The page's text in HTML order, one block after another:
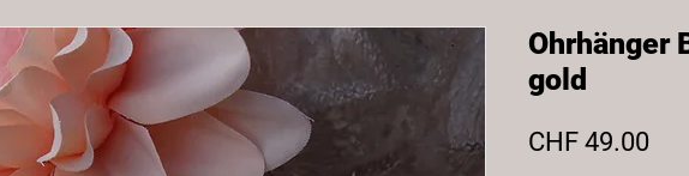
Ohrhänger
gold
CHF 49.00